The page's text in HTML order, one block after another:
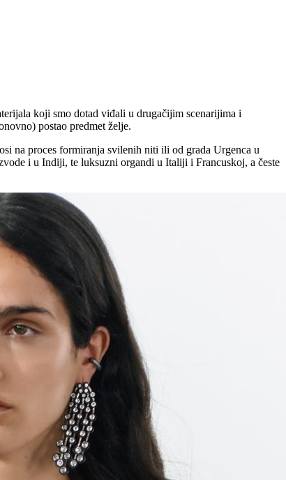
koji smo dotad viđali u drugačijim scenarijima i
postao predmet želje.
na proces formiranja svilenih niti ili od grada Urgenca u
i u Indiji, te luksuzni organdi u Italiji i Francuskoj, a česte